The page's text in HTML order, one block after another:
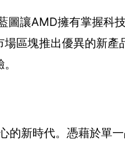
讓AMD擁有掌握科
區塊推出優異的新
的新時代。憑藉於單